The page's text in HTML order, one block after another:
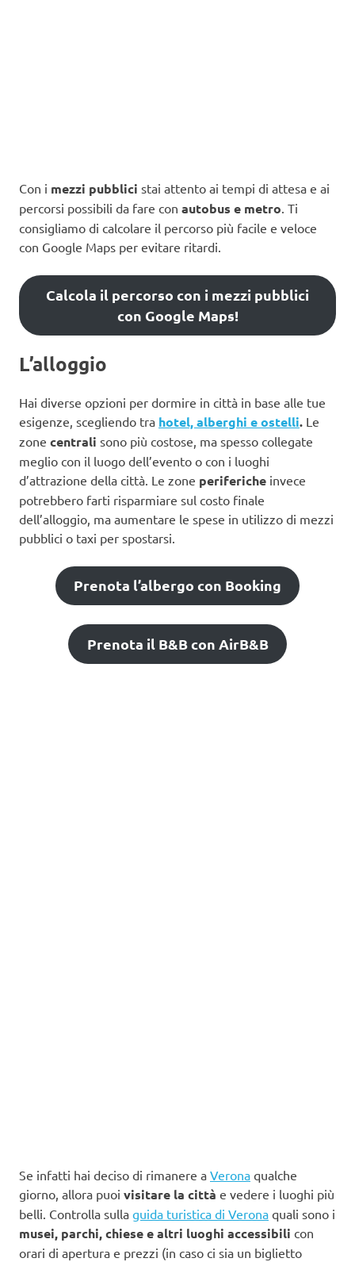
Con i mezzi pubblici stai attento ai tempi di attesa e ai
percorsi possibili da fare con autobus e metro. Ti
consigliamo di calcolare il percorso più facile e veloce
con Google Maps per evitare ritardi.
Calcola il percorso con i mezzi pubblici
con Google Maps!
L’alloggio
Hai diverse opzioni per dormire in città in base alle tue
esigenze, scegliendo tra hotel, alberghi e ostelli. Le
zone centrali sono più costose, ma spesso collegate
meglio con il luogo dell’evento o con i luoghi
d’attrazione della città. Le zone periferiche invece
potrebbero farti risparmiare sul costo finale
dell’alloggio, ma aumentare le spese in utilizzo di mezzi
pubblici o taxi per spostarsi.
Prenota l’albergo con Booking
Prenota il B&B con AirB&B
Se infatti hai deciso di rimanere a Verona qualche
giorno, allora puoi visitare la città e vedere i luoghi più
belli. Controlla sulla guida turistica di Verona quali sono i
musei, parchi, chiese e altri luoghi accessibili con
orari di apertura e prezzi (in caso ci sia un biglietto